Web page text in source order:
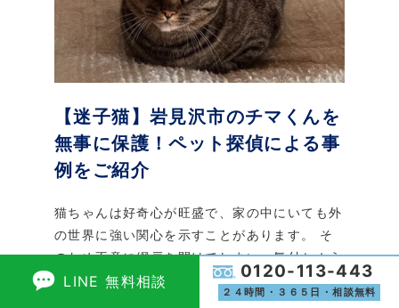
【迷子猫】岩見沢市のチマくんを
無事に保護！ペット探偵による事
例をご紹介
猫ちゃんは好奇心が旺盛で、家の中にいても外
の世界に強い関心を示すことがあります。 そ
のため不意に網戸を開けてしまい、気付かぬう
ちに外へ出てしまうケースも少なくありませ
ん。 今回は、北海道岩見沢市で網戸を開けて
LINE 無料相談 0120-113-443
２４時間・３６５日・相談無料